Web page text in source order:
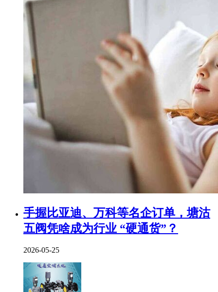
手握比亚迪、万科等名企订单，塘沽
五阀凭啥成为行业 “硬通货”？
2026-05-25